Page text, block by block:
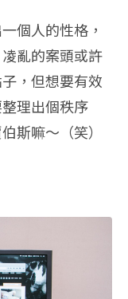
個人的性格，
亂的案頭或許
，但想要有效
理出個秩序
斯嘛～（笑）